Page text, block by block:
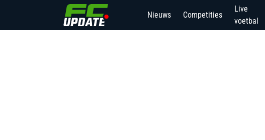
Nieuws Competities
Live
voetbal